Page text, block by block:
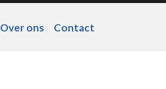
Over ons Contact